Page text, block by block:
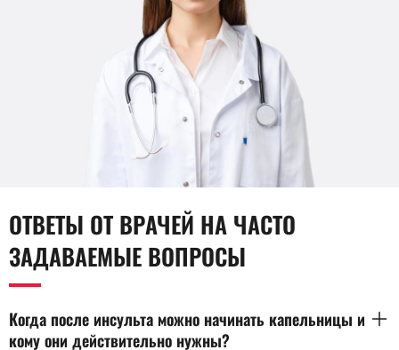
ОТВЕТЫ ОТ ВРАЧЕЙ НА ЧАСТО
ЗАДАВАЕМЫЕ ВОПРОСЫ
Когда после инсульта можно начинать капельницы и
кому они действительно нужны?